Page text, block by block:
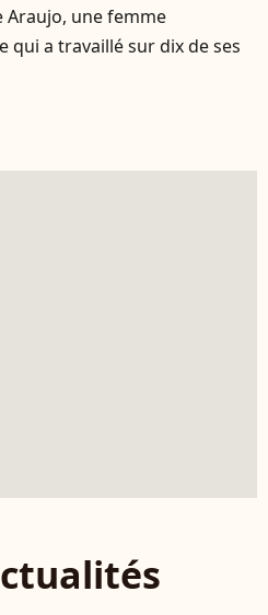
Araujo, une femme
qui a travaillé sur dix de ses